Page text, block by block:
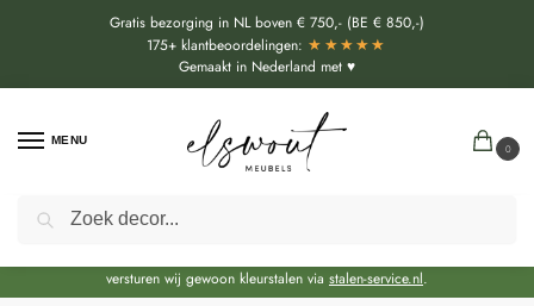
Gratis bezorging in NL boven € 750,- (BE € 850,-)
175+ klantbeoordelingen: ★★★★★
Gemaakt in Nederland met ♥
MENU
0
Door de bouwvakperiode geldt momenteel een extra levertijd van circa 3 weken
versturen wij gewoon kleurstalen via stalen-service.nl.